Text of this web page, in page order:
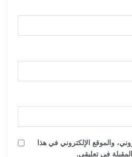
والموقع الإلكتروني في هذا
في تعليقي.